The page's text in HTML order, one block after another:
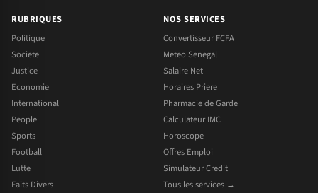
RUBRIQUES
Politique
Societe
Justice
Economie
International
People
Sports
Football
Lutte
Faits Divers
NOS SERVICES
Convertisseur FCFA
Meteo Senegal
Salaire Net
Horaires Priere
Pharmacie de Garde
Calculateur IMC
Horoscope
Offres Emploi
Simulateur Credit
Tous les services →